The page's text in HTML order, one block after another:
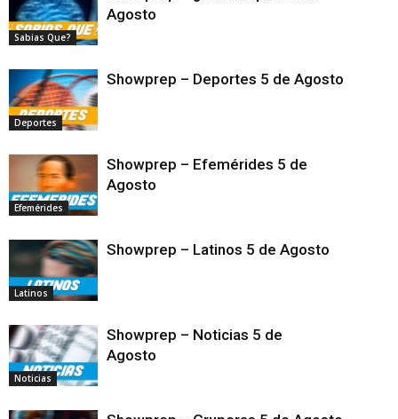
Sabias Que?
Agosto
Deportes
Showprep – Deportes 5 de Agosto
Efemérides
Showprep – Efemérides 5 de
Agosto
Latinos
Showprep – Latinos 5 de Agosto
Noticias
Showprep – Noticias 5 de
Agosto